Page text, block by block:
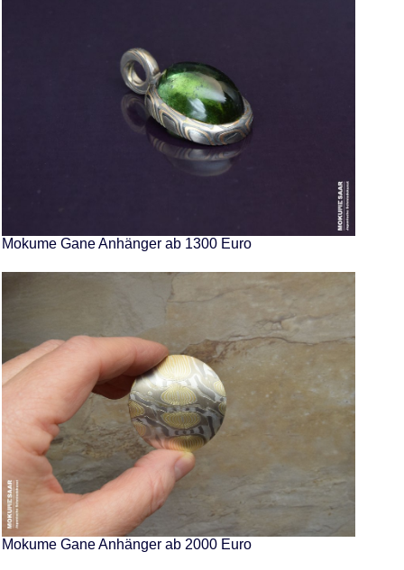
Mokume Gane Anhänger ab 1300 Euro
Mokume Gane Anhänger ab 2000 Euro